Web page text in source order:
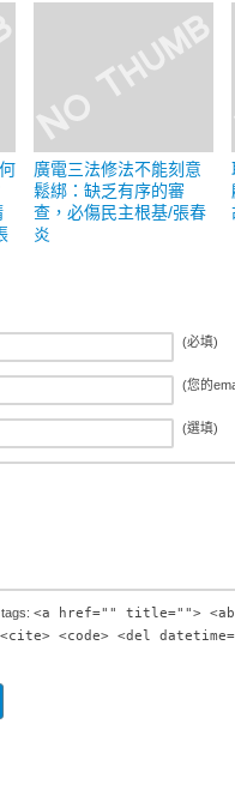
廣電三法修法不能刻意
鬆綁：缺乏有序的審
查，必傷民主根基/張春
炎
(必填)
(您的
(選填)
<a href="" title="">
<code> <del